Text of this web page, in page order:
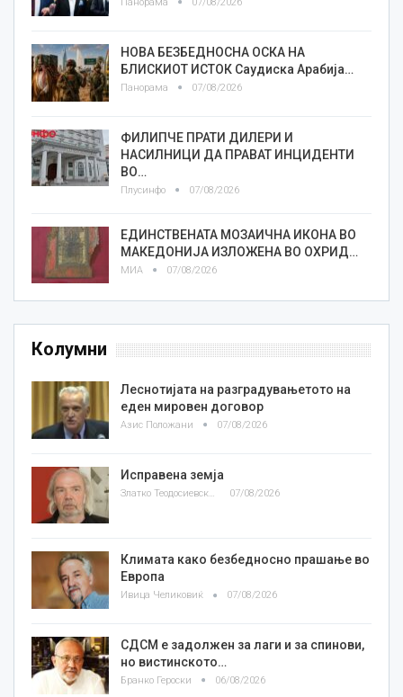
Панорама 07/08/2026
НОВА БЕЗБЕДНОСНА ОСКА НА
БЛИСКИОТ ИСТОК Саудиска Арабија…
Панорама 07/08/2026
ФИЛИПЧЕ ПРАТИ ДИЛЕРИ И
НАСИЛНИЦИ ДА ПРАВАТ ИНЦИДЕНТИ
ВО…
Плусинфо 07/08/2026
ЕДИНСТВЕНАТА МОЗАИЧНА ИКОНА ВО
МАКЕДОНИЈА ИЗЛОЖЕНА ВО ОХРИД…
МИА 07/08/2026
Колумни
Леснотијата на разградувањетото на
еден мировен договор
Азис Положани 07/08/2026
Исправена земја
Златко Теодосиевски 07/08/2026
Климата како безбедносно прашање во
Европа
Ивица Челиковиќ 07/08/2026
СДСМ е задолжен за лаги и за спинови,
но вистинското…
Бранко Героски 06/08/2026